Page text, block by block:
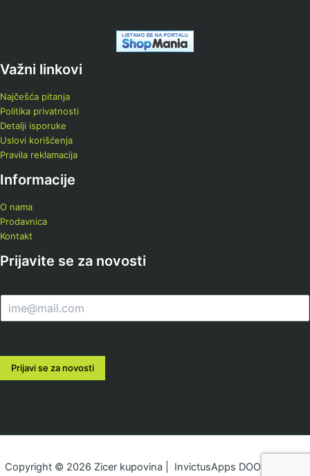
Važni linkovi
Najčešća pitanja
Politika privatnosti
Detalji isporuke
Uslovi korišćenja
Pravila reklamacija
Informacije
O nama
Prodavnica
Kontakt
Prijavite se za novosti
m
l
Prijavi se za novosti
Copyright © 2026 Zicer kupovina | InvictusApps DOO & zicer.rs